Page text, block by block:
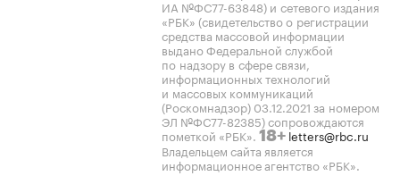
ИА №ФС77-63848) и сетевого издания
«РБК» (свидетельство о регистрации
средства массовой информации
выдано Федеральной службой
по надзору в сфере связи,
информационных технологий
и массовых коммуникаций
(Роскомнадзор) 03.12.2021 за номером
ЭЛ №ФС77-82385) сопровождаются
пометкой «РБК». 18+ letters@rbc.ru
Владельцем сайта является
информационное агентство «РБК».